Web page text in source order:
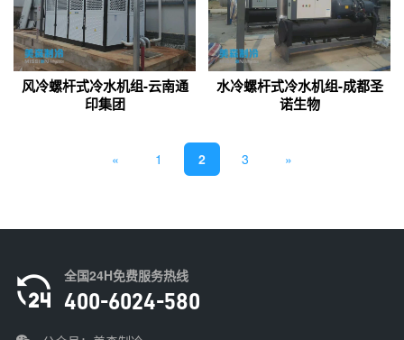
风冷螺杆式冷水机组-云南通
印集团
水冷螺杆式冷水机组-成都圣
诺生物
« 1 2 3 »
全国24H免费服务热线
400-6024-580